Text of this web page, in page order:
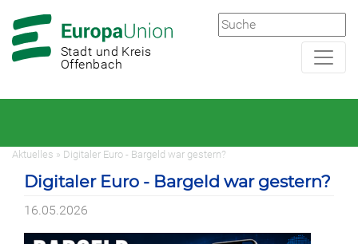
Hauptnavigation
Hauptbereich
Stadt und Kreis
Offenbach
Aktuelles » Digitaler Euro - Bargeld war gestern?
Digitaler Euro - Bargeld war gestern?
16.05.2026